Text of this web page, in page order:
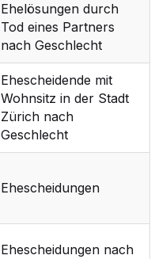
Ehelösungen durch
Tod eines Partners
nach Geschlecht
Ehescheidende mit
Wohnsitz in der Stadt
Zürich nach
Geschlecht
Ehescheidungen
Ehescheidungen nach